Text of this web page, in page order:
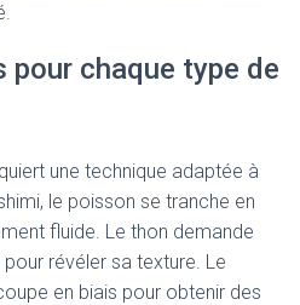
pour chaque type de
une technique adaptée à
le poisson se tranche en
fluide. Le thon demande
révéler sa texture. Le
en biais pour obtenir des